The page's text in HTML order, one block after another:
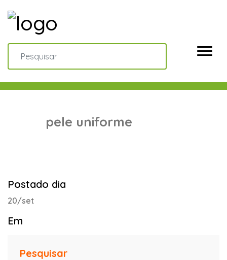
pele uniforme
Postado dia
20/set
Em
Pesquisar